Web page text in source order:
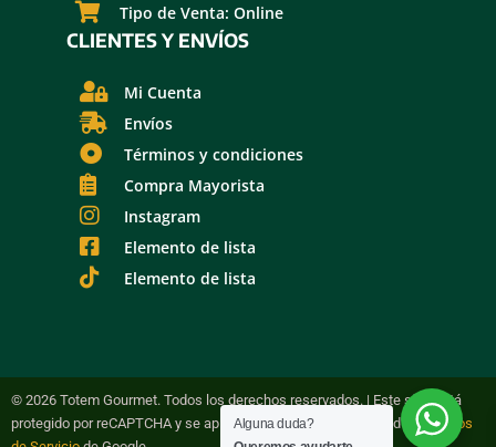
Tipo de Venta: Online
CLIENTES Y ENVÍOS
Mi Cuenta
Envíos
Términos y condiciones
Compra Mayorista
Instagram
Elemento de lista
Elemento de lista
© 2026 Totem Gourmet. Todos los derechos reservados. | Este sitio está
protegido por reCAPTCHA y se aplican la Política de Privacidad y Términos
Alguna duda?